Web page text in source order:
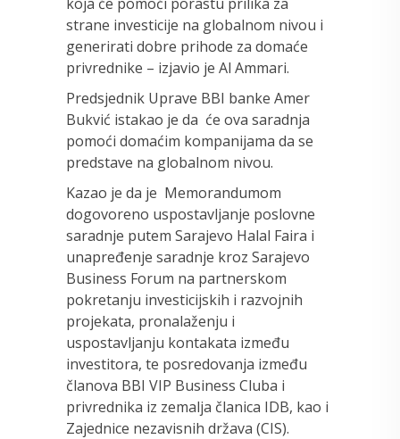
strane investicije na globalnom nivou i
generirati dobre prihode za domaće
privrednike – izjavio je Al Ammari.
Predsjednik Uprave BBI banke Amer
Bukvić istakao je da će ova saradnja
pomoći domaćim kompanijama da se
predstave na globalnom nivou.
Kazao je da je Memorandumom
dogovoreno uspostavljanje poslovne
saradnje putem Sarajevo Halal Faira i
unapređenje saradnje kroz Sarajevo
Business Forum na partnerskom
pokretanju investicijskih i razvojnih
projekata, pronalaženju i
uspostavljanju kontakata između
investitora, te posredovanja između
članova BBI VIP Business Cluba i
privrednika iz zemalja članica IDB, kao i
Zajednice nezavisnih država (CIS).